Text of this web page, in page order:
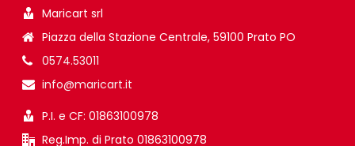
Maricart srl
Piazza della Stazione Centrale, 59100 Prato PO
0574.53011
info@maricart.it
P.I. e CF: 01863100978
Reg.Imp. di Prato 01863100978